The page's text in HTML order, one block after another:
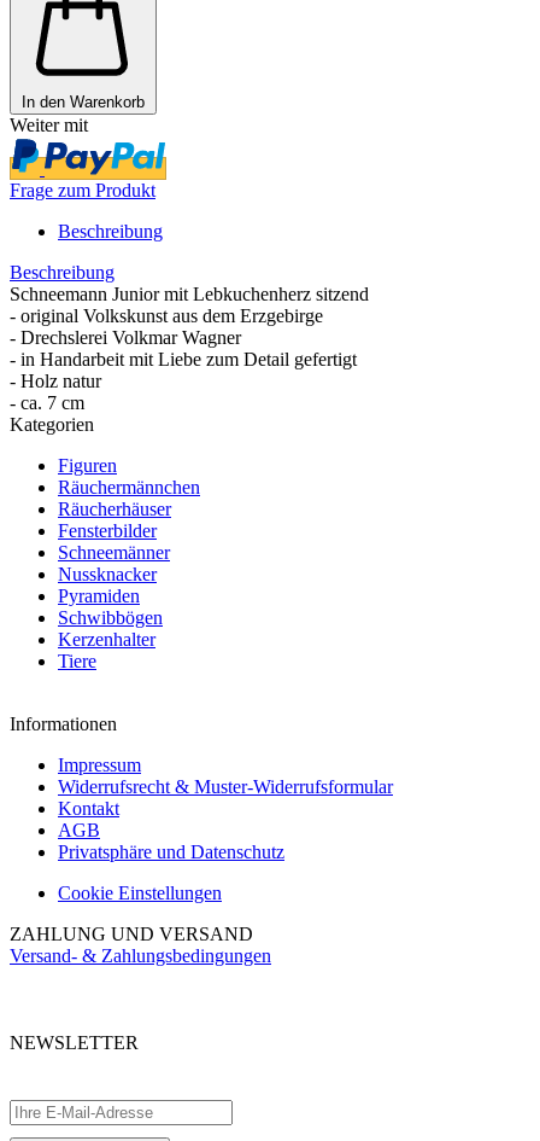
In den Warenkorb
Weiter mit
Frage zum Produkt
Beschreibung
Beschreibung
Schneemann Junior mit Lebkuchenherz sitzend
- original Volkskunst aus dem Erzgebirge
- Drechslerei Volkmar Wagner
- in Handarbeit mit Liebe zum Detail gefertigt
- Holz natur
- ca. 7 cm
Kategorien
Figuren
Räuchermännchen
Räucherhäuser
Fensterbilder
Schneemänner
Nussknacker
Pyramiden
Schwibbögen
Kerzenhalter
Tiere
Informationen
Impressum
Widerrufsrecht & Muster-Widerrufsformular
Kontakt
AGB
Privatsphäre und Datenschutz
Cookie Einstellungen
ZAHLUNG UND VERSAND
Versand- & Zahlungsbedingungen
NEWSLETTER